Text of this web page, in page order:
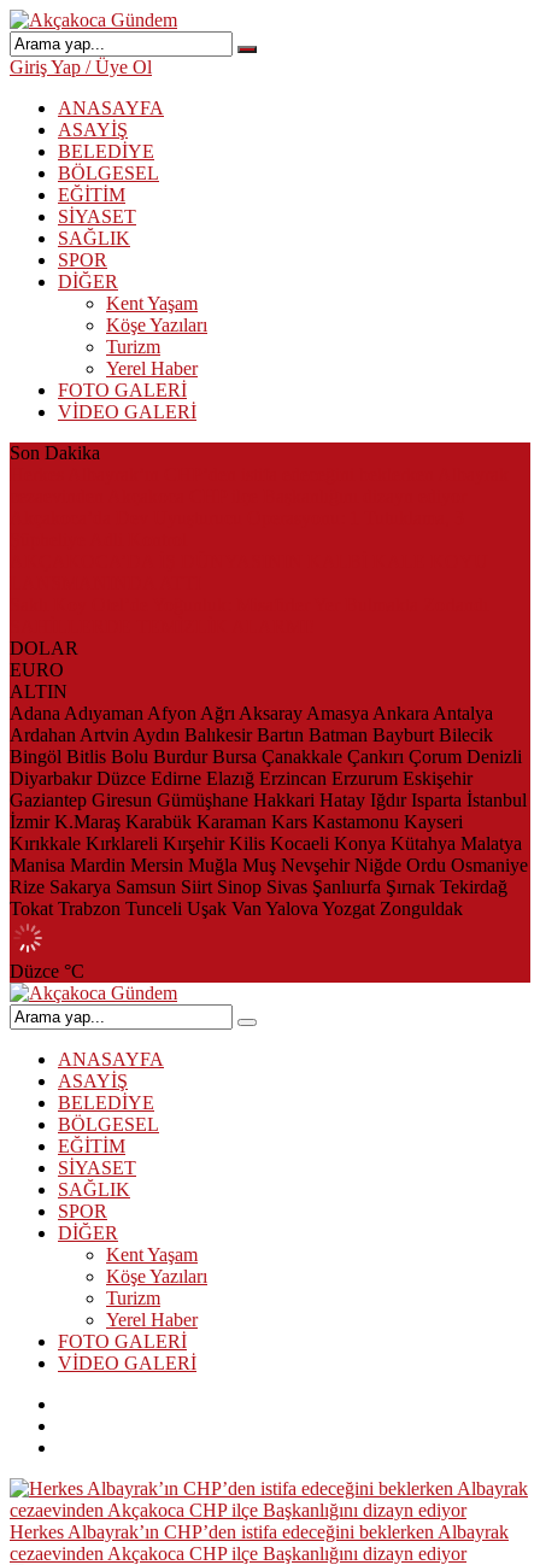
Giriş Yap / Üye Ol
ANASAYFA
ASAYİŞ
BELEDİYE
BÖLGESEL
EĞİTİM
SİYASET
SAĞLIK
SPOR
DİĞER
Kent Yaşam
Köşe Yazıları
Turizm
Yerel Haber
FOTO GALERİ
VİDEO GALERİ
Son Dakika
DOLAR
EURO
ALTIN
Adana Adıyaman Afyon Ağrı Aksaray Amasya Ankara Antalya
Ardahan Artvin Aydın Balıkesir Bartın Batman Bayburt Bilecik
Bingöl Bitlis Bolu Burdur Bursa Çanakkale Çankırı Çorum Denizli
Diyarbakır Düzce Edirne Elazığ Erzincan Erzurum Eskişehir
Gaziantep Giresun Gümüşhane Hakkari Hatay Iğdır Isparta İstanbul
İzmir K.Maraş Karabük Karaman Kars Kastamonu Kayseri
Kırıkkale Kırklareli Kırşehir Kilis Kocaeli Konya Kütahya Malatya
Manisa Mardin Mersin Muğla Muş Nevşehir Niğde Ordu Osmaniye
Rize Sakarya Samsun Siirt Sinop Sivas Şanlıurfa Şırnak Tekirdağ
Tokat Trabzon Tunceli Uşak Van Yalova Yozgat Zonguldak
Düzce °C
ANASAYFA
ASAYİŞ
BELEDİYE
BÖLGESEL
EĞİTİM
SİYASET
SAĞLIK
SPOR
DİĞER
Kent Yaşam
Köşe Yazıları
Turizm
Yerel Haber
FOTO GALERİ
VİDEO GALERİ
Herkes Albayrak’ın CHP’den istifa edeceğini beklerken Albayrak
cezaevinden Akçakoca CHP ilçe Başkanlığını dizayn ediyor